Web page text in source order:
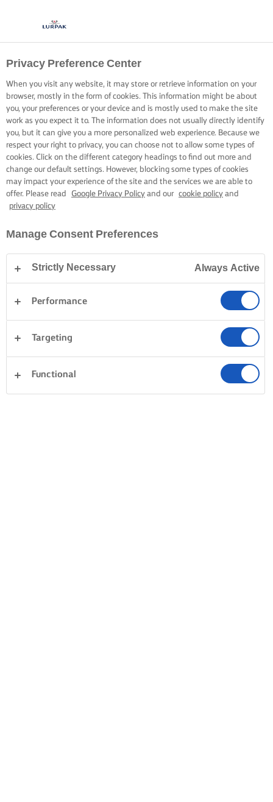
Privacy Preference Center
When you visit any website, it may store or retrieve information on your
browser, mostly in the form of cookies. This information might be about
you, your preferences or your device and is mostly used to make the site
work as you expect it to. The information does not usually directly identify
you, but it can give you a more personalized web experience. Because we
respect your right to privacy, you can choose not to allow some types of
cookies. Click on the different category headings to find out more and
change our default settings. However, blocking some types of cookies
may impact your experience of the site and the services we are able to
offer. Please read
Google Privacy Policy and our cookie policy and
privacy policy
Manage Consent Preferences
Strictly Necessary Always Active
Performance
Targeting
Functional